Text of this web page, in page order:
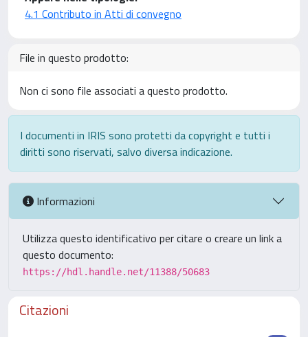
4.1 Contributo in Atti di convegno
File in questo prodotto:
Non ci sono file associati a questo prodotto.
I documenti in IRIS sono protetti da copyright e tutti i
diritti sono riservati, salvo diversa indicazione.
Informazioni
Utilizza questo identificativo per citare o creare un link a
questo documento:
https://hdl.handle.net/11388/50683
Citazioni